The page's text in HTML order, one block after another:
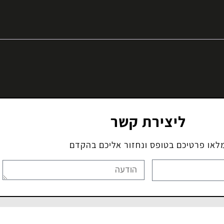
ליצירת קשר
פרטיכם בטופס ונחזור אליכם בהקדם